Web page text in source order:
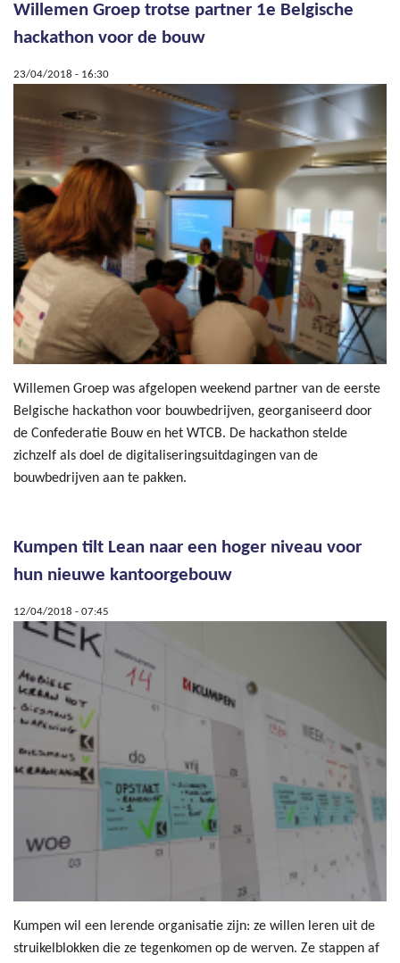
Willemen Groep trotse partner 1e Belgische
hackathon voor de bouw
23/04/2018 - 16:30
Willemen Groep was afgelopen weekend partner van de eerste
Belgische hackathon voor bouwbedrijven, georganiseerd door
de Confederatie Bouw en het WTCB. De hackathon stelde
zichzelf als doel de digitaliseringsuitdagingen van de
bouwbedrijven aan te pakken.
Kumpen tilt Lean naar een hoger niveau voor
hun nieuwe kantoorgebouw
12/04/2018 - 07:45
Kumpen wil een lerende organisatie zijn: ze willen leren uit de
struikelblokken die ze tegenkomen op de werven. Ze stappen af